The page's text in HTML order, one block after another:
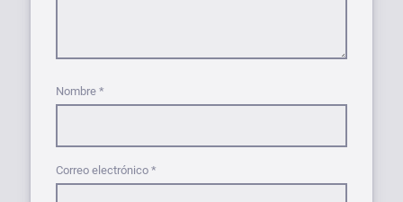
Nombre *
Correo electrónico *